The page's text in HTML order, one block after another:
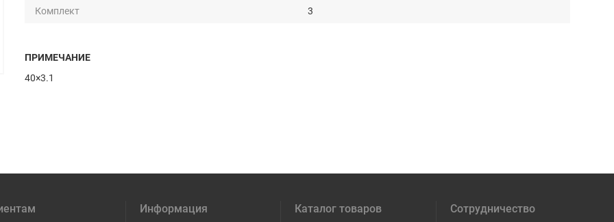
Комплект
3
ПРИМЕЧАНИЕ
40×3.1
Информация Каталог товаров Сотрудничество